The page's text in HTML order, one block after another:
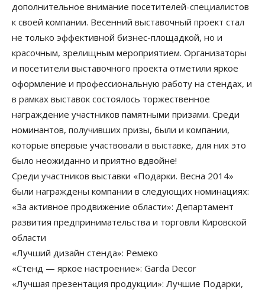
дополнительное внимание посетителей-специалистов
к своей компании. Весенний выставочный проект стал
не только эффективной бизнес-площадкой, но и
красочным, зрелищным мероприятием. Организаторы
и посетители выставочного проекта отметили яркое
оформление и профессиональную работу на стендах, и
в рамках выставок состоялось торжественное
награждение участников памятными призами. Среди
номинантов, получивших призы, были и компании,
которые впервые участвовали в выставке, для них это
было неожиданно и приятно вдвойне!
Среди участников выставки «Подарки. Весна 2014»
были награждены компании в следующих номинациях:
«За активное продвижение области»: Департамент
развития предпринимательства и торговли Кировской
области
«Лучший дизайн стенда»: Ремеко
«Стенд — яркое настроение»: Garda Decor
«Лучшая презентация продукции»: Лучшие Подарки,